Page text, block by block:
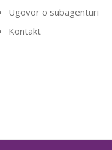
Ugovor o subagenturi
Kontakt